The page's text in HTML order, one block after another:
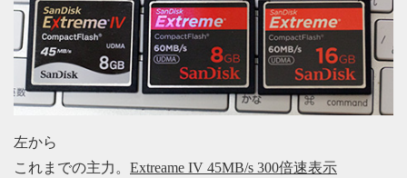
左から
これまでの主力。 Extreame IV 45MB/s 300倍速表示